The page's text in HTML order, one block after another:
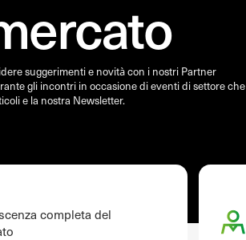
suggerimenti e novità con i nostri Partner
gli incontri in occasione di eventi di settore che
e la nostra Newsletter.
completa del